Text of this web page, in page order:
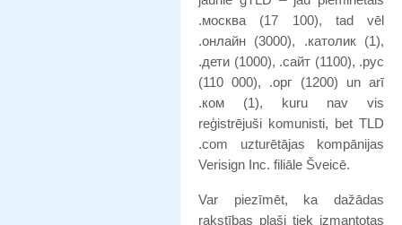
.москва (17 100), tad vēl
.онлайн (3000), .католик (1),
.дети (1000), .сайт (1100), .рус
(110 000), .орг (1200) un arī
.ком (1), kuru nav vis
reģistrējuši komunisti, bet TLD
.com uzturētājas kompānijas
Verisign Inc. filiāle Šveicē.
Var piezīmēt, ka dažādas
rakstības plaši tiek izmantotas